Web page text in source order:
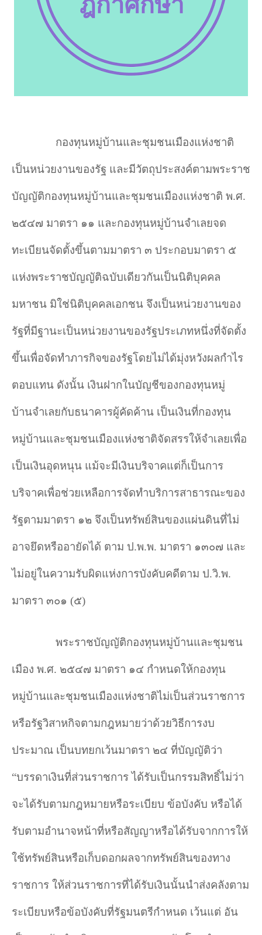
กองทุนหมู่บ้านและชุมชนเมืองแห่งชาติ
เป็นหน่วยงานของรัฐ และมีวัตถุประสงค์ตามพระราช
บัญญัติกองทุนหมู่บ้านและชุมชนเมืองแห่งชาติ พ.ศ.
๒๕๔๗ มาตรา ๑๑ และกองทุนหมู่บ้านจําเลยจด
ทะเบียนจัดตั้งขึ้นตามมาตรา ๓ ประกอบมาตรา ๕
แห่งพระราชบัญญัติฉบับเดียวกันเป็นนิติบุคคล
มหาชน มิใช่นิติบุคคลเอกชน จึงเป็นหน่วยงานของ
รัฐที่มีฐานะเป็นหน่วยงานของรัฐประเภทหนึ่งที่จัดตั้ง
ขึ้นเพื่อจัดทำภารกิจของรัฐโดยไม่ได้มุ่งหวังผลกําไร
ตอบแทน ดังนั้น เงินฝากในบัญชีของกองทุนหมู่
บ้านจําเลยกับธนาคารผู้คัดค้าน เป็นเงินที่กองทุน
หมู่บ้านและชุมชนเมืองแห่งชาติจัดสรรให้จําเลยเพื่อ
เป็นเงินอุดหนุน แม้จะมีเงินบริจาคแต่ก็เป็นการ
บริจาคเพื่อช่วยเหลือการจัดทำบริการสาธารณะของ
รัฐตามมาตรา ๑๒ จึงเป็นทรัพย์สินของแผ่นดินที่ไม่
อาจยึดหรืออายัดได้ ตาม ป.พ.พ. มาตรา ๑๓๐๗ และ
ไม่อยู่ในความรับผิดแห่งการบังคับคดีตาม ป.วิ.พ.
มาตรา ๓๐๑ (๕)
พระราชบัญญัติกองทุนหมู่บ้านและชุมชน
เมือง พ.ศ. ๒๕๔๗ มาตรา ๑๔ กําหนดให้กองทุน
หมู่บ้านและชุมชนเมืองแห่งชาติไม่เป็นส่วนราชการ
หรือรัฐวิสาหกิจตามกฎหมายว่าด้วยวิธีการงบ
ประมาณ เป็นบทยกเว้นมาตรา ๒๔ ที่บัญญัติว่า
“บรรดาเงินที่ส่วนราชการ ได้รับเป็นกรรมสิทธิ์ไม่ว่า
จะได้รับตามกฎหมายหรือระเบียบ ข้อบังคับ หรือได้
รับตามอำนาจหน้าที่หรือสัญญาหรือได้รับจากการให้
ใช้ทรัพย์สินหรือเก็บดอกผลจากทรัพย์สินของทาง
ราชการ ให้ส่วนราชการที่ได้รับเงินนั้นนําส่งคลังตาม
ระเบียบหรือข้อบังคับที่รัฐมนตรีกำหนด เว้นแต่ อัน